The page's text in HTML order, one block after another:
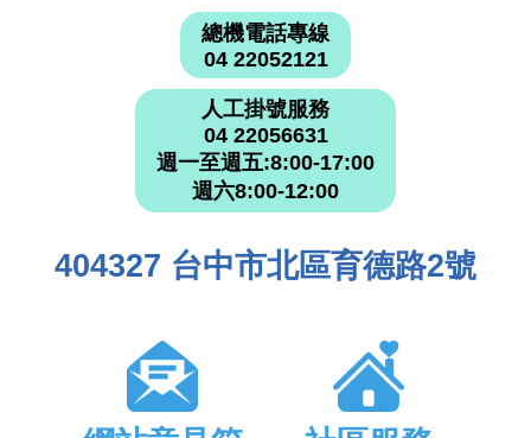
總機電話專線
04 22052121
人工掛號服務
04 22056631
週一至週五:8:00-17:00
週六8:00-12:00
404327 台中市北區育德路2號